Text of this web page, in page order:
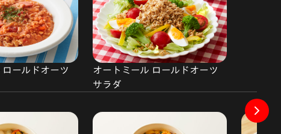
ロールドオーツ
オートミール ロールドオーツ
サラダ